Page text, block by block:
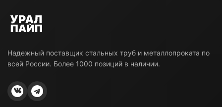
Надежный поставщик стальных труб и металлопроката по
всей России. Более 1000 позиций в наличии.